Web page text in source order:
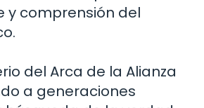
y comprensión del
del Arca de la Alianza
a generaciones